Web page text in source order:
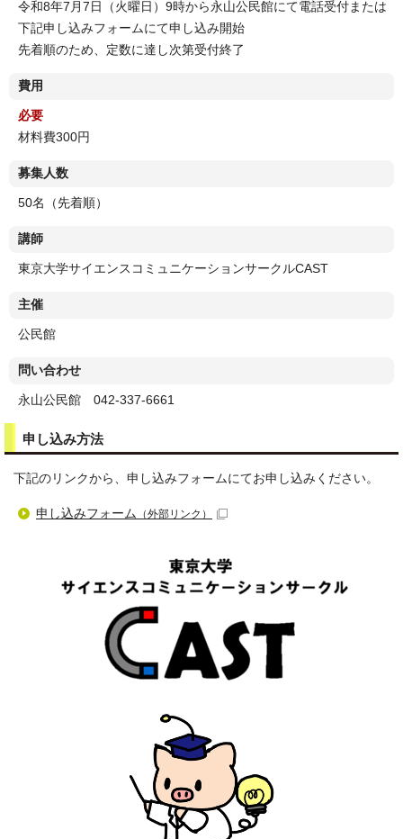
令和8年7月7日（火曜日）9時から永山公民館にて電話受付または
下記申し込みフォームにて申し込み開始
先着順のため、定数に達し次第受付終了
費用
必要
材料費300円
募集人数
50名（先着順）
講師
東京大学サイエンスコミュニケーションサークルCAST
主催
公民館
問い合わせ
永山公民館 042-337-6661
申し込み方法
下記のリンクから、申し込みフォームにてお申し込みください。
申し込みフォーム （外部リンク）